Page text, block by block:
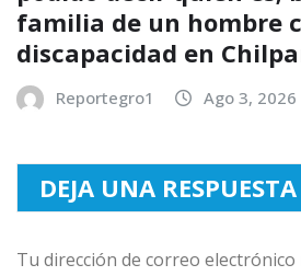
familia de un hombre
discapacidad en
Reportegro1 Ago 3, 2026
DEJA UNA RESPUESTA
Tu dirección de correo electrónico